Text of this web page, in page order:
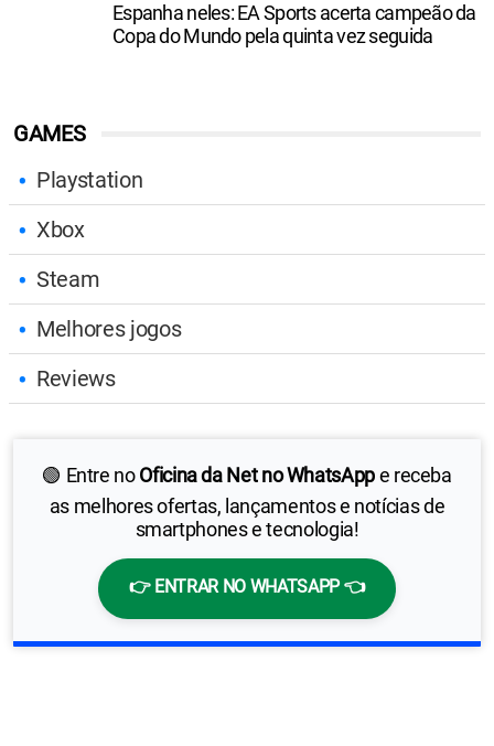
GAMES
Playstation
Xbox
Steam
Melhores jogos
Reviews
🟢 Entre noOficina da Net no WhatsAppe receba
as melhores ofertas, lançamentos e notícias de
smartphones e tecnologia!
👉 ENTRAR NO WHATSAPP 👈
Espanha neles: EA Sports acerta campeão da
Copa do Mundo pela quinta vez seguida